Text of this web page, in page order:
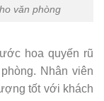
văn phòng
hoa quyến rũ
Nhân viên
tốt với khách